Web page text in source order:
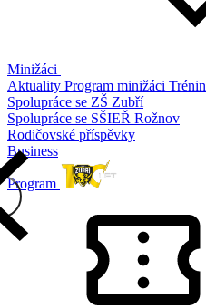
Minižáci
Aktuality Program minižáci
Spolupráce se ZŠ Zubří
Spolupráce se SŠIEŘ Rožnov
Rodičovské příspěvky
Business
Program